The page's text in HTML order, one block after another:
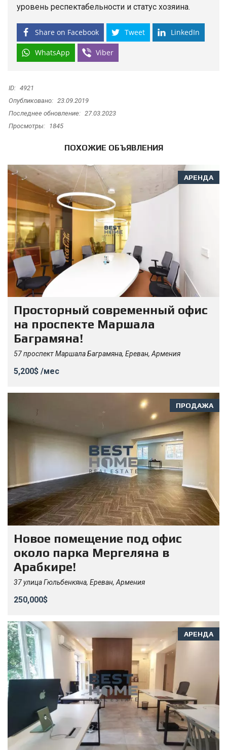
уровень респектабельности и статус хозяина.
Share on Facebook Tweet LinkedIn
WhatsApp Viber
ID: 4921
Опубликовано: 23.09.2019
Последнее обновление: 27.03.2023
Просмотры: 1845
ПОХОЖИЕ ОБЪЯВЛЕНИЯ
АРЕНДА
Просторный современный офис
на проспекте Маршала
Баграмяна!
57 проспект Маршала Баграмяна, Ереван, Армения
5,200$ /мес
ПРОДАЖА
Новое помещение под офис
около парка Мергеляна в
Арабкире!
37 улица Гюльбенкяна, Ереван, Армения
250,000$
АРЕНДА